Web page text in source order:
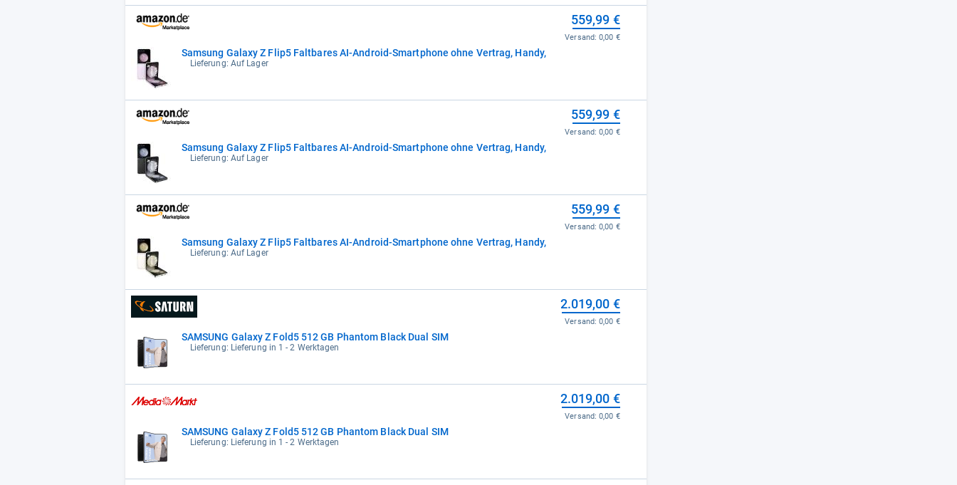
Samsung Galaxy Z Flip5 Faltbares AI-Android-Smartphone ohne Vertrag, Handy,
Lieferung: Auf Lager
559,99 €
Versand:0,00 €
Samsung Galaxy Z Flip5 Faltbares AI-Android-Smartphone ohne Vertrag, Handy,
Lieferung: Auf Lager
559,99 €
Versand:0,00 €
Samsung Galaxy Z Flip5 Faltbares AI-Android-Smartphone ohne Vertrag, Handy,
Lieferung: Auf Lager
559,99 €
Versand:0,00 €
SAMSUNG Galaxy Z Fold5 512 GB Phantom Black Dual SIM
Lieferung: Lieferung in 1 - 2 Werktagen
2.019,00 €
Versand:0,00 €
SAMSUNG Galaxy Z Fold5 512 GB Phantom Black Dual SIM
Lieferung: Lieferung in 1 - 2 Werktagen
2.019,00 €
Versand:0,00 €